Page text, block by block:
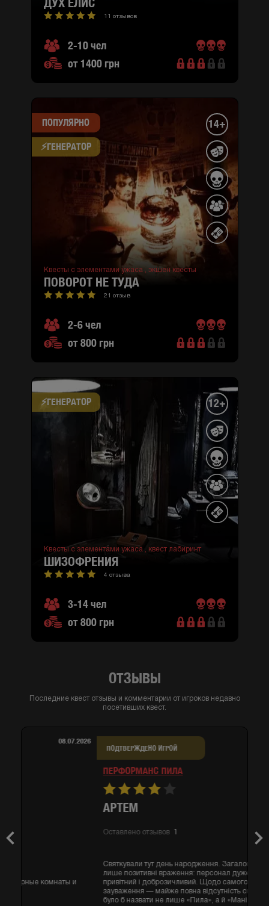
11 отзывов
2-10 чел
от 1400 грн
ПОПУЛЯРНО
⚡​ГЕНЕРАТОР
14+
Квесты с элементами ужаса , экшен квесты
ПОВОРОТ НЕ ТУДА
21 отзыв
2-6 чел
от 800 грн
⚡​ГЕНЕРАТОР 12+
Квесты с элементами ужаса , квест лабиринт
ШИЗОФРЕНИЯ
4 отзыва
3-14 чел
от 800 грн
ОТЗЫВЫ
Последние квест отзывы и комментарии от игроков недавно
посетивших квест.
Previous
ПЕРФОРМАНС ПИЛА
Святкували тут день народження. Загалом залишилися
лише позитивні враження: персонал дуже приємний,
привітний і доброзичливий. Щодо самого квесту, головне
зауваження — майже повна відсутність сюжету. Його можна
було б назвати не лише «Пила», а й «Маніяк», «Лігво» чи